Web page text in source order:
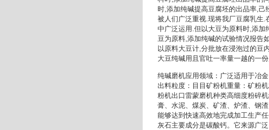
时,添加纯碱提高豆腐坯的出品率,
被人们广泛重视.现将我厂豆腐乳生
中广泛运用.但以大豆为原料时,添
豆为原料,添加纯碱的试验情况报告
以原料大豆计,分批放在浸泡过的豆
大豆纯碱用且官吐一率量一越的一
纯碱磨机应用领域：广泛适用于冶
出料粒度：目目矿粉机重量：矿粉
粉机出口雷蒙磨机种类高细度粉碎
膏、水泥、煤炭、矿渣、炉渣、钢
能够达到快速高效地完成加工生产
灰石主要成分是碳酸钙。它来源广